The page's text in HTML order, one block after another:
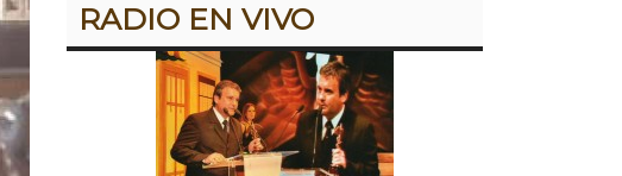
RADIO EN VIVO